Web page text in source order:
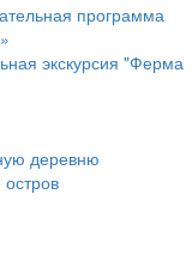
программа
экскурсия "Ферма
деревню